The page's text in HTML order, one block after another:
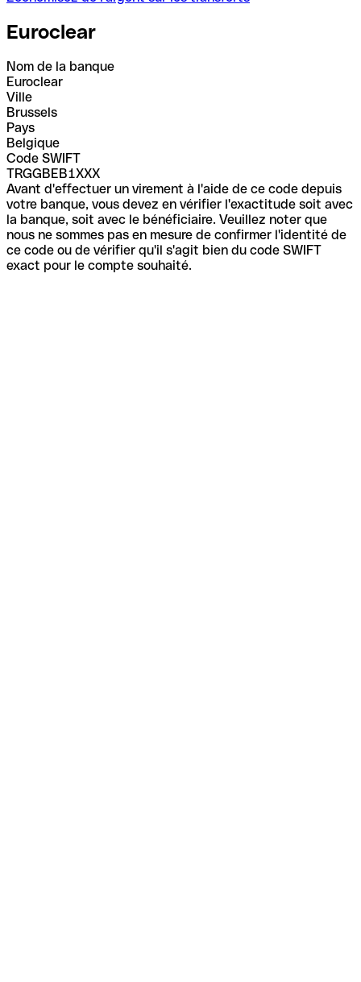
Euroclear
Nom de la banque
Euroclear
Ville
Brussels
Pays
Belgique
Code SWIFT
TRGGBEB1XXX
Avant d'effectuer un virement à l'aide de ce code depuis
votre banque, vous devez en vérifier l'exactitude soit avec
la banque, soit avec le bénéficiaire. Veuillez noter que
nous ne sommes pas en mesure de confirmer l'identité de
ce code ou de vérifier qu'il s'agit bien du code SWIFT
exact pour le compte souhaité.